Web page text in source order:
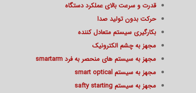
قدرت و سرعت بالای عملکرد دستگاه
حرکت بدون تولید صدا
بکارگیری سیستم متعادل کننده
مجهز به چشم الکترونیک
مجهز به سیستم های منحصر به فرد smartarm
مجهز به سیستم smart optical
مجهز به سیستم safty starting